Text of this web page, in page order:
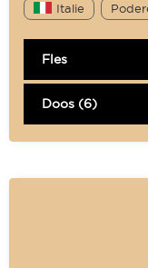
Italie
Fles
Doos (6)